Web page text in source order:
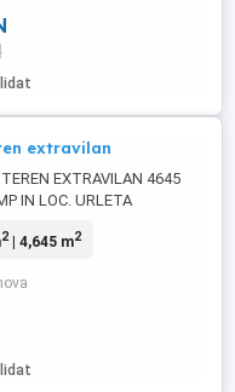
extravilan
EXTRAVILAN 4645
IN LOC. URLETA
2| 4,645 m2